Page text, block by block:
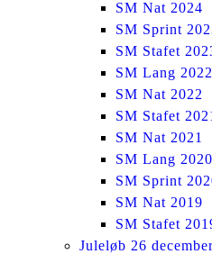
SM Nat 2024
SM Sprint
SM Stafet
SM Lang 2022
SM Nat 2022
SM Stafet
SM Nat 2021
SM Lang 2020
SM Sprint
SM Nat 2019
SM Stafet
Juleløb 26